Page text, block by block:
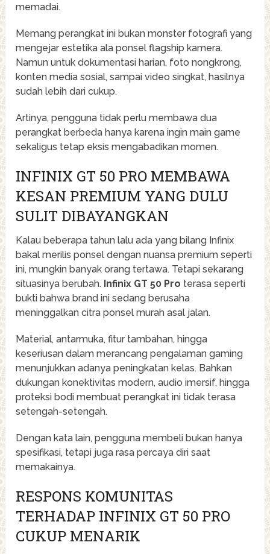
memadai.
Memang perangkat ini bukan monster fotografi yang
mengejar estetika ala ponsel flagship kamera.
Namun untuk dokumentasi harian, foto nongkrong,
konten media sosial, sampai video singkat, hasilnya
sudah lebih dari cukup.
Artinya, pengguna tidak perlu membawa dua
perangkat berbeda hanya karena ingin main game
sekaligus tetap eksis mengabadikan momen.
INFINIX GT 50 PRO MEMBAWA
KESAN PREMIUM YANG DULU
SULIT DIBAYANGKAN
Kalau beberapa tahun lalu ada yang bilang Infinix
bakal merilis ponsel dengan nuansa premium seperti
ini, mungkin banyak orang tertawa. Tetapi sekarang
situasinya berubah. Infinix GT 50 Pro terasa seperti
bukti bahwa brand ini sedang berusaha
meninggalkan citra ponsel murah asal jalan.
Material, antarmuka, fitur tambahan, hingga
keseriusan dalam merancang pengalaman gaming
menunjukkan adanya peningkatan kelas. Bahkan
dukungan konektivitas modern, audio imersif, hingga
proteksi bodi membuat perangkat ini tidak terasa
setengah-setengah.
Dengan kata lain, pengguna membeli bukan hanya
spesifikasi, tetapi juga rasa percaya diri saat
memakainya.
RESPONS KOMUNITAS
TERHADAP INFINIX GT 50 PRO
CUKUP MENARIK